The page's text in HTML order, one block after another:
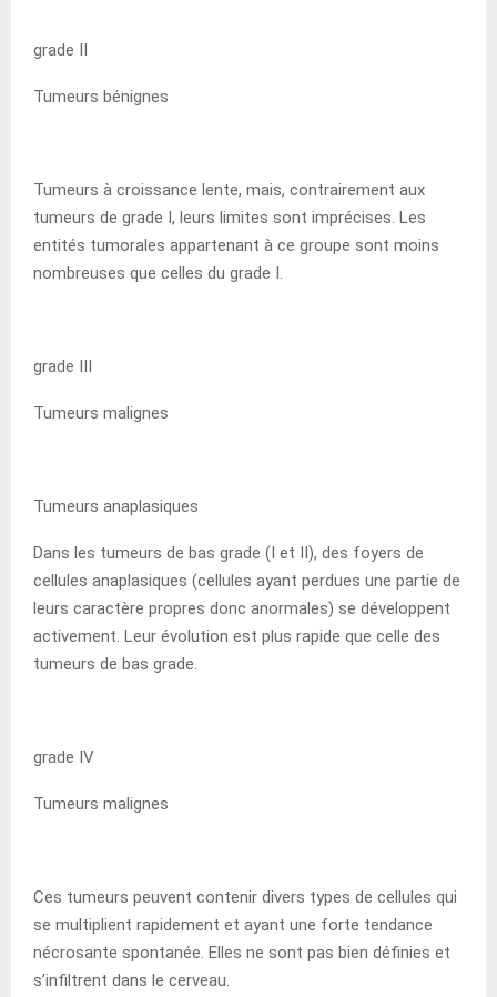
grade II
Tumeurs bénignes
Tumeurs à croissance lente, mais, contrairement aux
tumeurs de grade I, leurs limites sont imprécises. Les
entités tumorales appartenant à ce groupe sont moins
nombreuses que celles du grade I.
grade III
Tumeurs malignes
Tumeurs anaplasiques
Dans les tumeurs de bas grade (I et II), des foyers de
cellules anaplasiques (cellules ayant perdues une partie de
leurs caractère propres donc anormales) se développent
activement. Leur évolution est plus rapide que celle des
tumeurs de bas grade.
grade IV
Tumeurs malignes
Ces tumeurs peuvent contenir divers types de cellules qui
se multiplient rapidement et ayant une forte tendance
nécrosante spontanée. Elles ne sont pas bien définies et
s’infiltrent dans le cerveau.